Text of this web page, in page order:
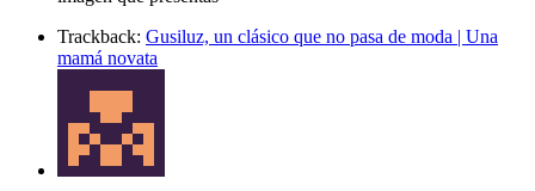
Trackback: Gusiluz, un clásico que no pasa de moda | Una
mamá novata